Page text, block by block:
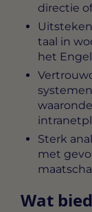
directie
taal in
het
Sterk
met
Wat